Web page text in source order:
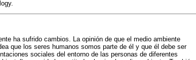
ha sufrido cambios. La opinión de que el medio ambiente
que los seres humanos somos parte de él y que él debe ser
sociales del entorno de las personas de diferentes